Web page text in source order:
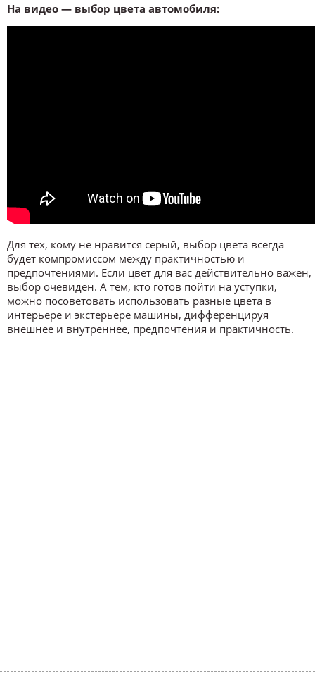
На видео — выбор цвета автомобиля:
Для тех, кому не нравится серый, выбор цвета всегда
будет компромиссом между практичностью и
предпочтениями. Если цвет для вас действительно важен,
выбор очевиден. А тем, кто готов пойти на уступки,
можно посоветовать использовать разные цвета в
интерьере и экстерьере машины, дифференцируя
внешнее и внутреннее, предпочтения и практичность.